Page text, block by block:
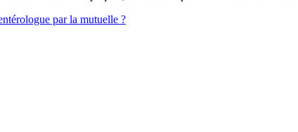
par la mutuelle ?